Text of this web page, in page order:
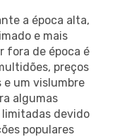
a época alta,
e mais
fora de época é
preços
e um vislumbre
algumas
limitadas devido
populares